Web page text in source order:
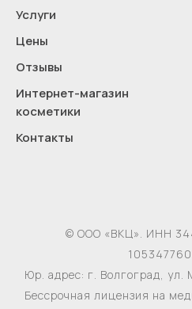
Услуги
Цены
Отзывы
Интернет-магазин
косметики
Контакты
© ООО «ВКЦ». ИНН
Юр. адрес: г. Волгоград, ул.
Бессрочная лицензия на